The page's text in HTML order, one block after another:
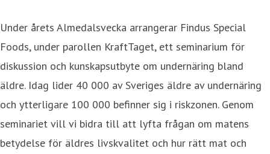
Under årets Almedalsvecka arrangerar Findus Special
Foods, under parollen KraftTaget, ett seminarium för
diskussion och kunskapsutbyte om undernäring bland
äldre. Idag lider 40 000 av Sveriges äldre av undernäring
och ytterligare 100 000 befinner sig i riskzonen. Genom
seminariet vill vi bidra till att lyfta frågan om matens
betydelse för äldres livskvalitet och hur rätt mat och